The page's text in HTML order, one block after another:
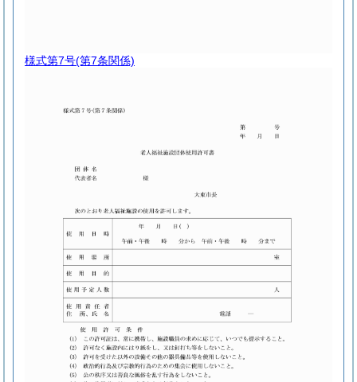
様式第7号(第7条関係)